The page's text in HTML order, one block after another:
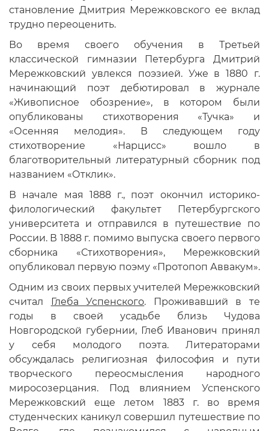
становление Дмитрия Мережковского ее вклад
трудно переоценить.
Во время своего обучения в Третьей
классической гимназии Петербурга Дмитрий
Мережковский увлекся поэзией. Уже в 1880 г.
начинающий поэт дебютировал в журнале
«Живописное обозрение», в котором были
опубликованы стихотворения «Тучка» и
«Осенняя мелодия». В следующем году
стихотворение «Нарцисс» вошло в
благотворительный литературный сборник под
названием «Отклик».
В начале мая 1888 г., поэт окончил историко-
филологический факультет Петербургского
университета и отправился в путешествие по
России. В 1888 г. помимо выпуска своего первого
сборника «Стихотворения», Мережковский
опубликовал первую поэму «Протопоп Аввакум».
Одним из своих первых учителей Мережковский
считал
Глеба Успенского. Проживавший в те
годы в своей усадьбе близь Чудова
Новгородской губернии, Глеб Иванович принял
у себя молодого поэта. Литераторами
обсуждалась религиозная философия и пути
творческого переосмысления народного
миросозерцания. Под влиянием Успенского
Мережковский еще летом 1883 г. во время
студенческих каникул совершил путешествие по